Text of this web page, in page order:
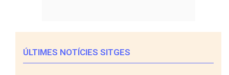
ÚLTIMES NOTÍCIES SITGES